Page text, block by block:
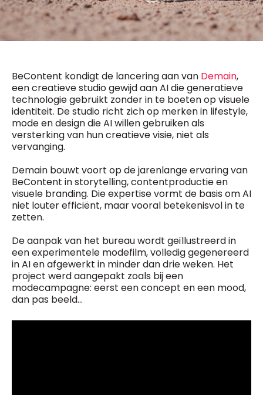
BeContent kondigt de lancering aan van Demain,
een creatieve studio gewijd aan AI die generatieve
technologie gebruikt zonder in te boeten op visuele
identiteit. De studio richt zich op merken in lifestyle,
mode en design die AI willen gebruiken als
versterking van hun creatieve visie, niet als
vervanging.
Demain bouwt voort op de jarenlange ervaring van
BeContent in storytelling, contentproductie en
visuele branding. Die expertise vormt de basis om AI
niet louter efficiënt, maar vooral betekenisvol in te
zetten.
De aanpak van het bureau wordt geïllustreerd in
een experimentele modefilm, volledig gegenereerd
in AI en afgewerkt in minder dan drie weken. Het
project werd aangepakt zoals bij een
modecampagne: eerst een concept en een mood,
dan pas beeld...
Fred Bouchar
0498 88 64 89
f.bouchar@mm.be
Griet Byl
0475 97 12 57
g.byl@mm.be
Chief Editor
Damien Lemaire
0477 37 31 65
BEVESTIGEN
access
5 x week
MM e - News
1 x week
MM Brunch
1 x week
MM Tech
10 x year
MM Best of
Research
10 x year
4 x year
(digital)
Vragen ?